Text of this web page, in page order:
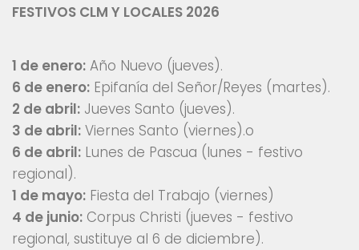
FESTIVOS CLM Y LOCALES 2026
1 de enero: Año Nuevo (jueves).
6 de enero: Epifanía del Señor/Reyes (martes).
2 de abril: Jueves Santo (jueves).
3 de abril: Viernes Santo (viernes).o
6 de abril: Lunes de Pascua (lunes - festivo
regional).
1 de mayo: Fiesta del Trabajo (viernes)
4 de junio: Corpus Christi (jueves - festivo
regional, sustituye al 6 de diciembre).